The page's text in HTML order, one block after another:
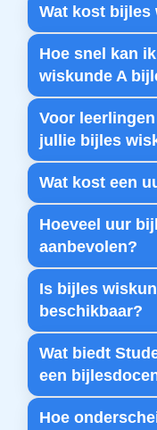
Wat kost bijles
Hoe snel kan
wiskunde A
Voor
jullie bijles
Wat kost een
Hoeveel uur
aanbevolen?
Is bijles
beschikbaar?
Wat biedt
een
Hoe